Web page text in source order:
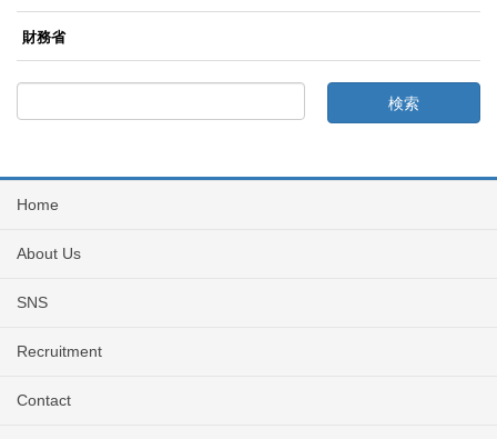
財務省
Home
About Us
SNS
Recruitment
Contact